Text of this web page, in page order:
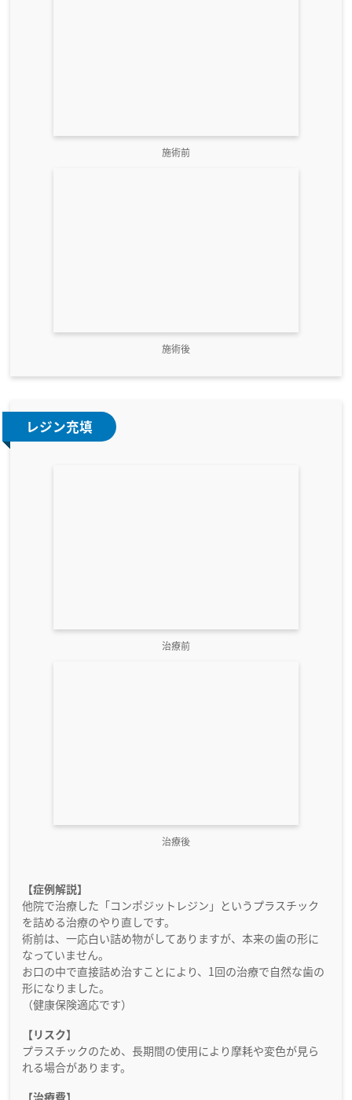
施術前
施術後
レジン充填
治療前
治療後
【症例解説】
他院で治療した「コンポジットレジン」というプラスチック
を詰める治療のやり直しです。
術前は、一応白い詰め物がしてありますが、本来の歯の形に
なっていません。
お口の中で直接詰め治すことにより、1回の治療で自然な歯の
形になりました。
（健康保険適応です）
【リスク】
プラスチックのため、長期間の使用により摩耗や変色が見ら
れる場合があります。
【治療費】